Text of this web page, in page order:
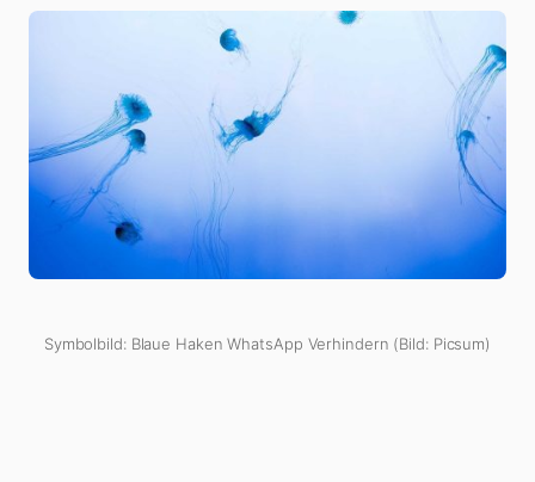
Symbolbild: Blaue Haken WhatsApp Verhindern (Bild: Picsum)